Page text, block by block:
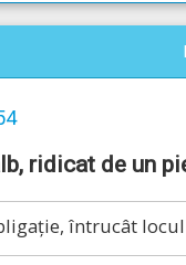
ridicat de un
întrucât